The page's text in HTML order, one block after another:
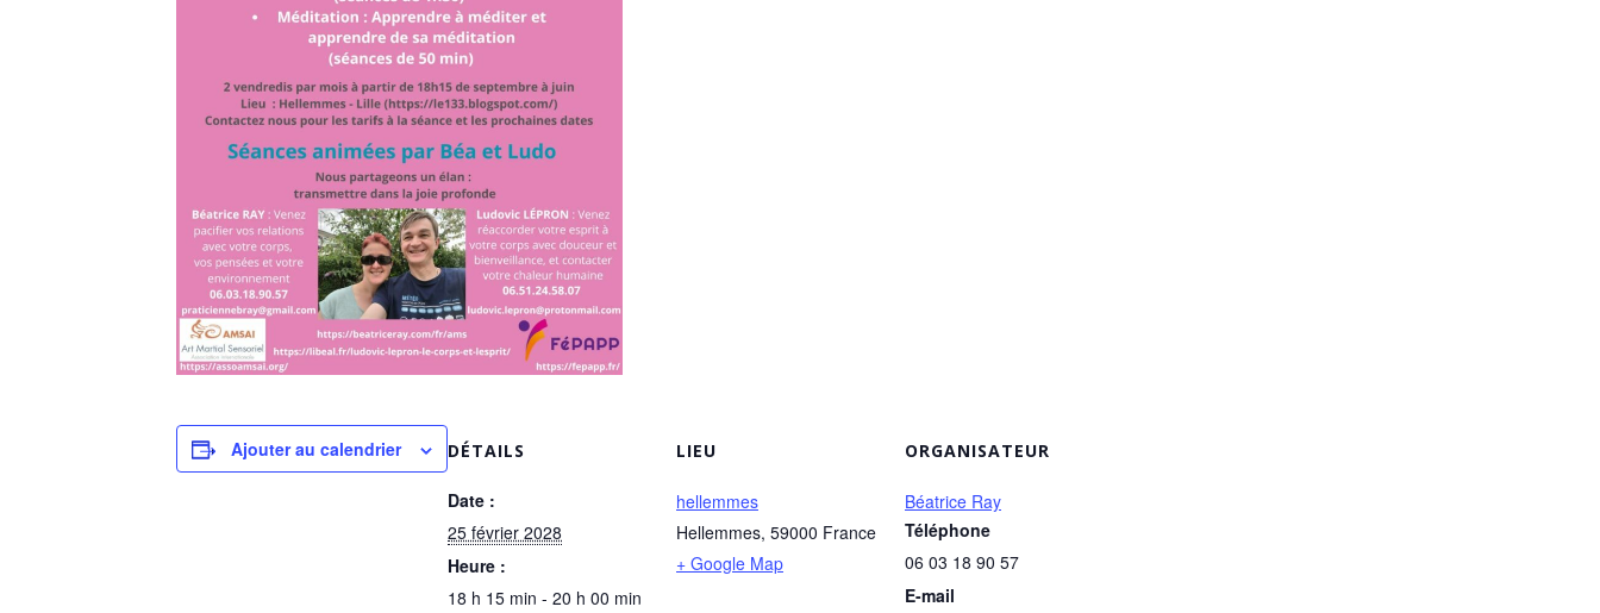
Ajouter au calendrier DÉTAILS
Date :
25 février 2028
Heure :
18 h 15 min - 20 h 00 min
LIEU
hellemmes
Hellemmes, 59000 France
+ Google Map
ORGANISATEUR
Béatrice Ray
Téléphone
06 03 18 90 57
E-mail